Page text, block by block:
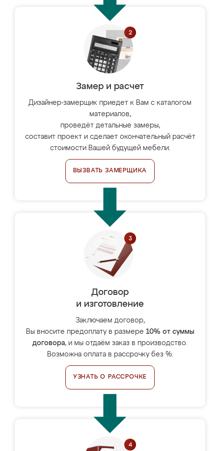
Замер и расчет
Дизайнер-замерщик приедет к Вам с каталогом
материалов,
проведёт детальные замеры,
составит проект и сделает окончательный расчёт
стоимости Вашей будущей мебели.
ВЫЗВАТЬ ЗАМЕРЩИКА
Договор
и изготовление
Заключаем договор,
Вы вносите предоплату в размере 10% от суммы
договора, и мы отдаём заказ в производство.
Возможна оплата в рассрочку без %.
УЗНАТЬ О РАССРОЧКЕ